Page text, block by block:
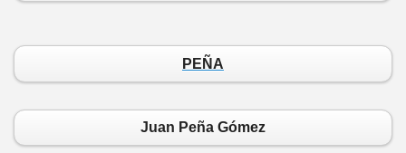
PEÑA
Juan Peña Gómez